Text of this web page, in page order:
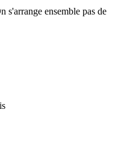
s'arrange ensemble pas de